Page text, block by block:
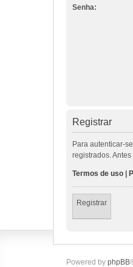
Senha:
Registrar
Para autenticar-
registrados.
Termos de uso
Registrar
Powered by phpBB